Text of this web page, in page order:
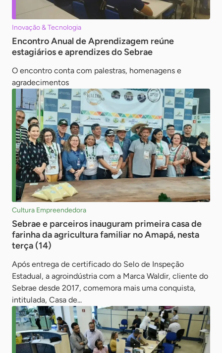
Inovação & Tecnologia
Encontro Anual de Aprendizagem reúne
estagiários e aprendizes do Sebrae
O encontro conta com palestras, homenagens e
agradecimentos
Cultura Empreendedora
Sebrae e parceiros inauguram primeira casa de
farinha da agricultura familiar no Amapá, nesta
terça (14)
Após entrega de certificado do Selo de Inspeção
Estadual, a agroindústria com a Marca Waldir, cliente do
Sebrae desde 2017, comemora mais uma conquista,
intitulada, Casa de...